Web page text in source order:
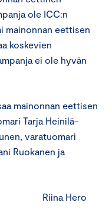
ole ICC:n
mainonnan eettisen
koskevien
ei ole hyvän
mainonnan eettisen
Tarja Heinilä-
varatuomari
Ruokanen ja
Riina Hero